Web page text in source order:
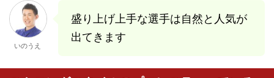
いのうえ
盛り上げ上手な選手は自然と人気が
出てきます